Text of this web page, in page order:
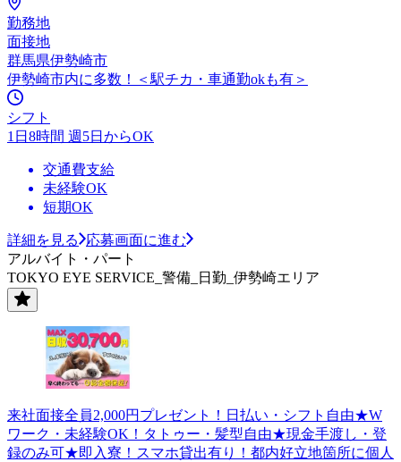
勤務地
面接地
群馬県伊勢崎市
伊勢崎市内に多数！＜駅チカ・車通勤okも有＞
シフト
1日8時間 週5日からOK
交通費支給
未経験OK
短期OK
詳細を見る
応募画面に進む
アルバイト・パート
TOKYO EYE SERVICE_警備_日勤_伊勢崎エリア
来社面接全員2,000円プレゼント！日払い・シフト自由★W
ワーク・未経験OK！タトゥー・髪型自由★現金手渡し・登
録のみ可★即入寮！スマホ貸出有り！都内好立地箇所に個人